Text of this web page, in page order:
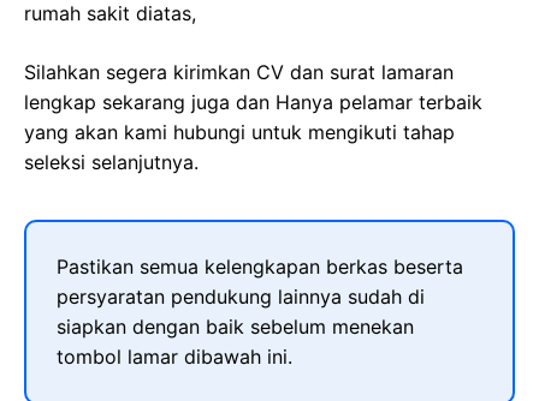
rumah sakit diatas,
Silahkan segera kirimkan CV dan surat lamaran
lengkap sekarang juga dan Hanya pelamar terbaik
yang akan kami hubungi untuk mengikuti tahap
seleksi selanjutnya.
Pastikan semua kelengkapan berkas beserta
persyaratan pendukung lainnya sudah di
siapkan dengan baik sebelum menekan
tombol lamar dibawah ini.